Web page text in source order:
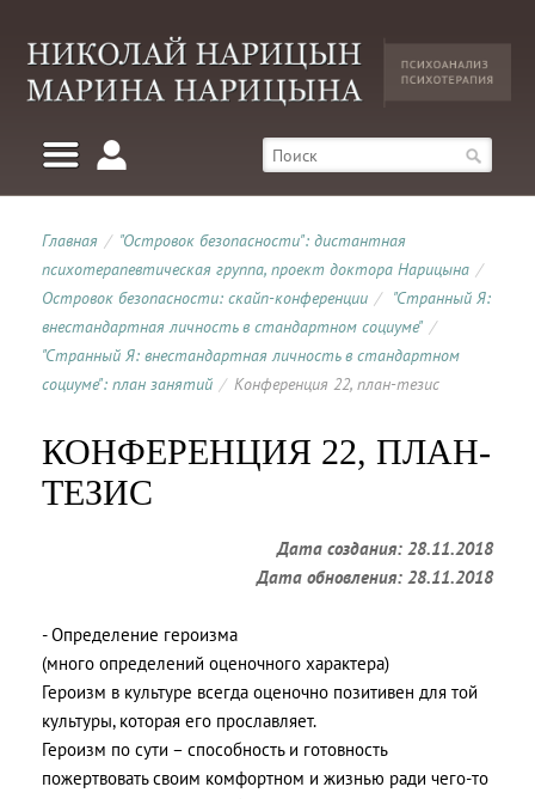
Главная / "Островок безопасности": дистантная
психотерапевтическая группа, проект доктора Нарицына /
Островок безопасности: скайп-конференции /
"Странный Я:
внестандартная личность в стандартном социуме" /
"Странный Я: внестандартная личность в стандартном
социуме": план занятий / Конференция 22, план-тезис
КОНФЕРЕНЦИЯ 22, ПЛАН-
ТЕЗИС
Дата создания: 28.11.2018
Дата обновления: 28.11.2018
- Определение героизма
(много определений оценочного характера)
Героизм в культуре всегда оценочно позитивен для той
культуры, которая его прославляет.
Героизм по сути – способность и готовность
пожертвовать своим комфортном и жизнью ради чего-то